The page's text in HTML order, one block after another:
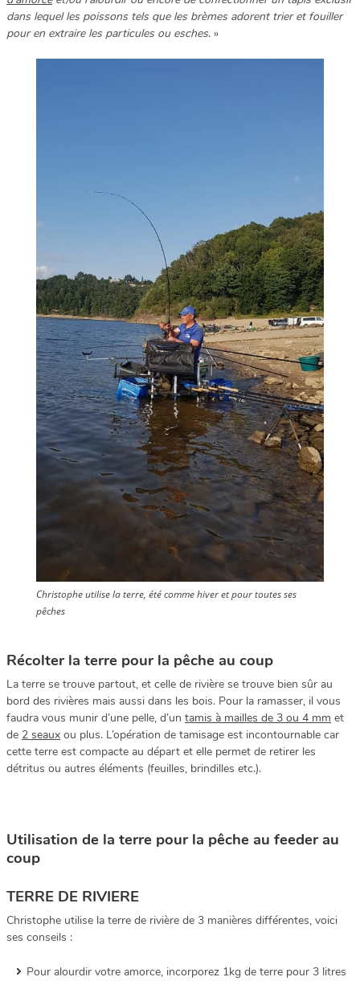
dans lequel les poissons tels que les brèmes adorent trier et fouiller
pour en extraire les particules ou esches. »
Christophe utilise la terre, été comme hiver et pour toutes ses
pêches
Récolter la terre pour la pêche au coup
La terre se trouve partout, et celle de rivière se trouve bien sûr au
bord des rivières mais aussi dans les bois. Pour la ramasser, il vous
faudra vous munir d’une pelle, d’un tamis à mailles de 3 ou 4 mm et
de 2 seaux ou plus. L’opération de tamisage est incontournable car
cette terre est compacte au départ et elle permet de retirer les
détritus ou autres éléments (feuilles, brindilles etc.).
Utilisation de la terre pour la pêche au feeder au
coup
TERRE DE RIVIERE
Christophe utilise la terre de rivière de 3 manières différentes, voici
ses conseils :
Pour alourdir votre amorce, incorporez 1kg de terre pour 3 litres